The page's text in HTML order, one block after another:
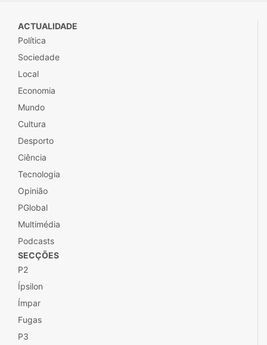
ACTUALIDADE
Política
Sociedade
Local
Economia
Mundo
Cultura
Desporto
Ciência
Tecnologia
Opinião
PGlobal
Multimédia
Podcasts
SECÇÕES
P2
Ípsilon
Ímpar
Fugas
P3